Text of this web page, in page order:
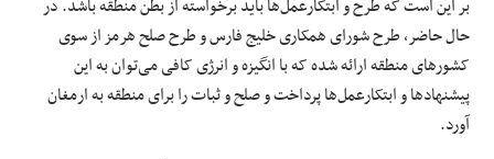
بر این است که طرح و ابتکارعمل‌ها باید برخواسته از بطن منطقه باشد. در
حال حاضر، طرح شورای همکاری خلیج فارس و طرح صلح هرمز از سوی
کشورهای منطقه ارائه شده که با انگیزه و انرژی کافی می‌توان به این
پیشنهادها و ابتکارعمل‌ها پرداخت و صلح و ثبات را برای منطقه به ارمغان
آورد.